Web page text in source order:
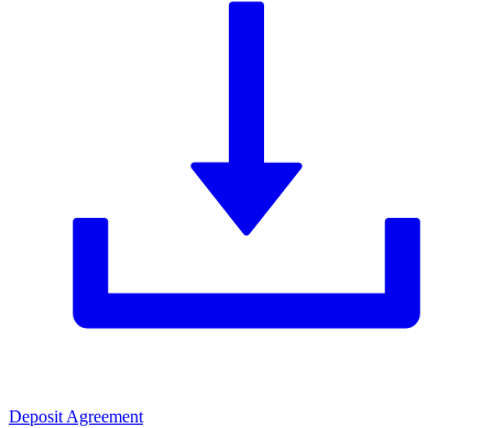
Deposit Agreement